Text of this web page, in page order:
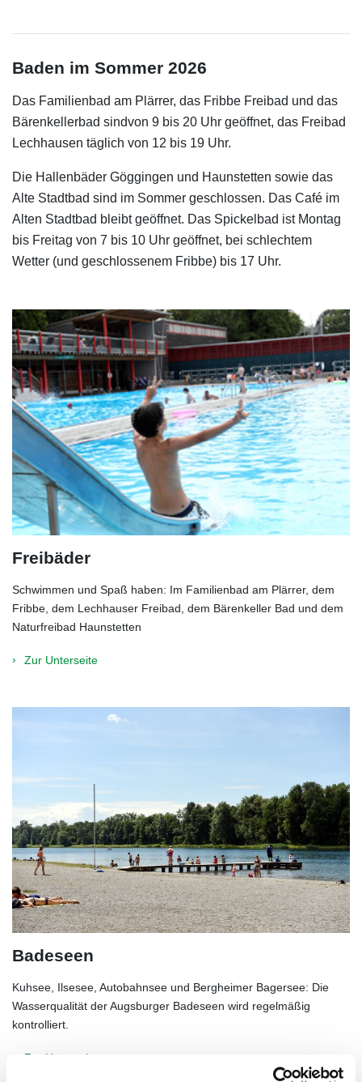
Baden im Sommer 2026
Das Familienbad am Plärrer, das Fribbe Freibad und das
Bärenkellerbad sindvon 9 bis 20 Uhr geöffnet, das Freibad
Lechhausen täglich von 12 bis 19 Uhr.
Die Hallenbäder Göggingen und Haunstetten sowie das
Alte Stadtbad sind im Sommer geschlossen. Das Café im
Alten Stadtbad bleibt geöffnet. Das Spickelbad ist Montag
bis Freitag von 7 bis 10 Uhr geöffnet, bei schlechtem
Wetter (und geschlossenem Fribbe) bis 17 Uhr.
Freibäder
Schwimmen und Spaß haben: Im Familienbad am Plärrer, dem
Fribbe, dem Lechhauser Freibad, dem Bärenkeller Bad und dem
Naturfreibad Haunstetten
Zur Unterseite
Badeseen
Kuhsee, Ilsesee, Autobahnsee und Bergheimer Bagersee: Die
Wasserqualität der Augsburger Badeseen wird regelmäßig
kontrolliert.
Zur Unterseite